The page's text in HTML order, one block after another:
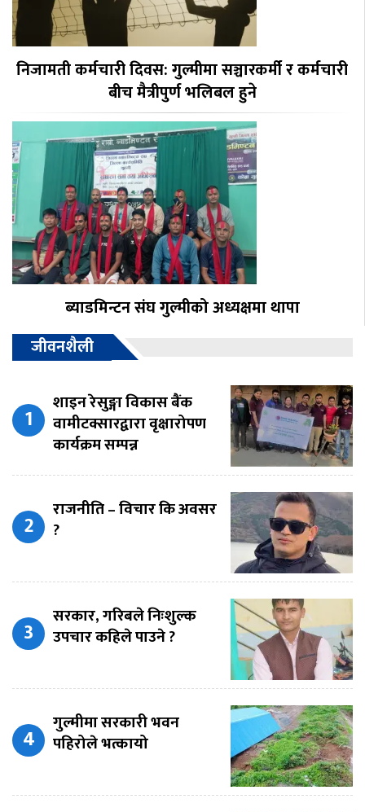
निजामती कर्मचारी दिवस: गुल्मीमा सञ्चारकर्मी र कर्मचारी
बीच मैत्रीपुर्ण भलिबल हुने
ब्याडमिन्टन संघ गुल्मीको अध्यक्षमा थापा
जीवनशैली
शाइन रेसुङ्गा विकास बैंक
वामीटक्सारद्वारा वृक्षारोपण
कार्यक्रम सम्पन्न
राजनीति – विचार कि अवसर
?
सरकार, गरिबले निःशुल्क
उपचार कहिले पाउने ?
गुल्मीमा सरकारी भवन
पहिरोले भत्कायो